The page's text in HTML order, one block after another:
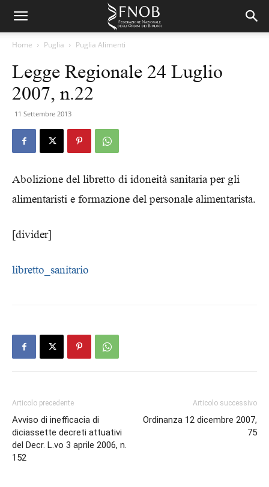
Home Puglia Puglia Alimenti
Legge Regionale 24 Luglio
2007, n.22
11 Settembre 2013
Abolizione del libretto di idoneità sanitaria per gli
alimentaristi e formazione del personale alimentarista.
[divider]
libretto_sanitario
Articolo precedente
Avviso di inefficacia di
diciassette decreti attuativi
del Decr. L.vo 3 aprile 2006, n.
152
Articolo successivo
Ordinanza 12 dicembre 2007,
75